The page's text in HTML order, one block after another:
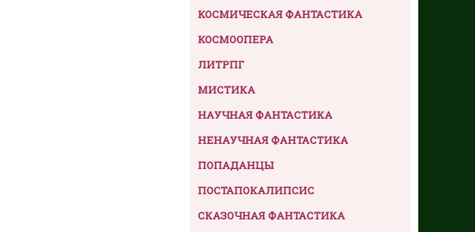
КОСМИЧЕСКАЯ ФАНТАСТИКА
КОСМООПЕРА
ЛИТРПГ
МИСТИКА
НАУЧНАЯ ФАНТАСТИКА
НЕНАУЧНАЯ ФАНТАСТИКА
ПОПАДАНЦЫ
ПОСТАПОКАЛИПСИС
СКАЗОЧНАЯ ФАНТАСТИКА